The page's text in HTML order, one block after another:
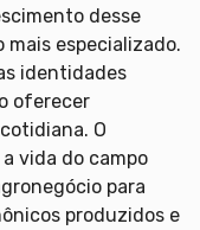
desse
especializado.
identidades
oferecer
O
vida do campo
para
produzidos e